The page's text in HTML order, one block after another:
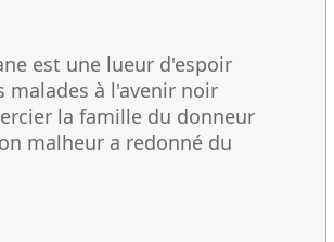
est une lueur d'espoir
malades à l'avenir noir
la famille du donneur
malheur a redonné du